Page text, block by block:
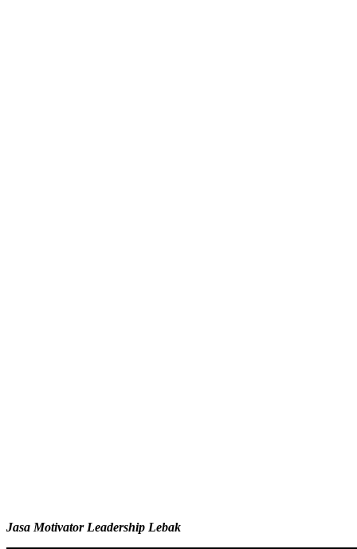
Jasa Motivator Leadership Lebak